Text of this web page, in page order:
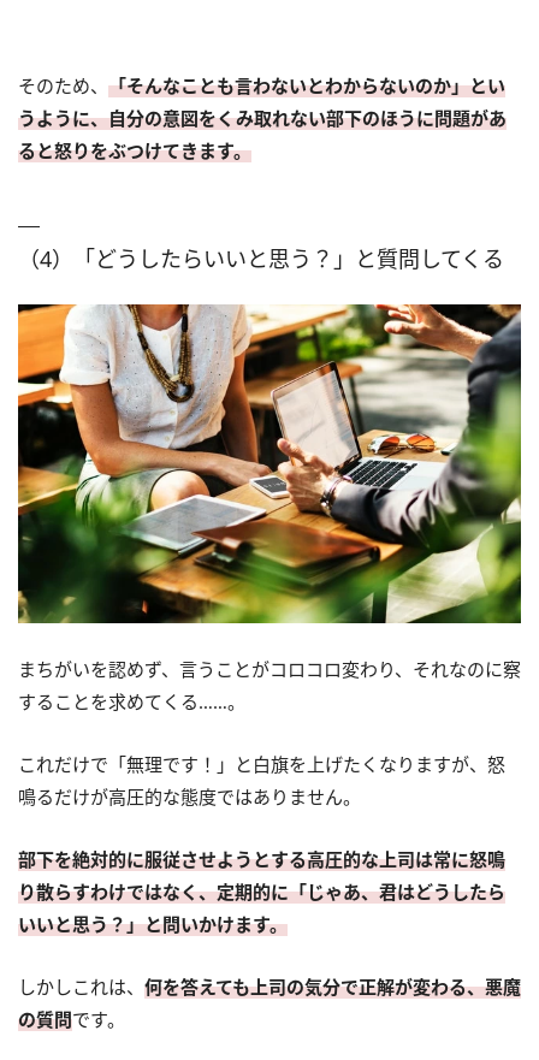
そのため、 「そんなことも言わないとわからないのか」とい
うように、自分の意図をくみ取れない部下のほうに問題があ
ると怒りをぶつけてきます。
（4）「どうしたらいいと思う？」と質問してくる
まちがいを認めず、言うことがコロコロ変わり、それなのに察
することを求めてくる……。
これだけで「無理です！」と白旗を上げたくなりますが、怒
鳴るだけが高圧的な態度ではありません。
部下を絶対的に服従させようとする高圧的な上司は常に怒鳴
り散らすわけではなく、定期的に「じゃあ、君はどうしたら
いいと思う？」と問いかけます。
しかしこれは、 何を答えても上司の気分で正解が変わる、悪魔
の質問です。